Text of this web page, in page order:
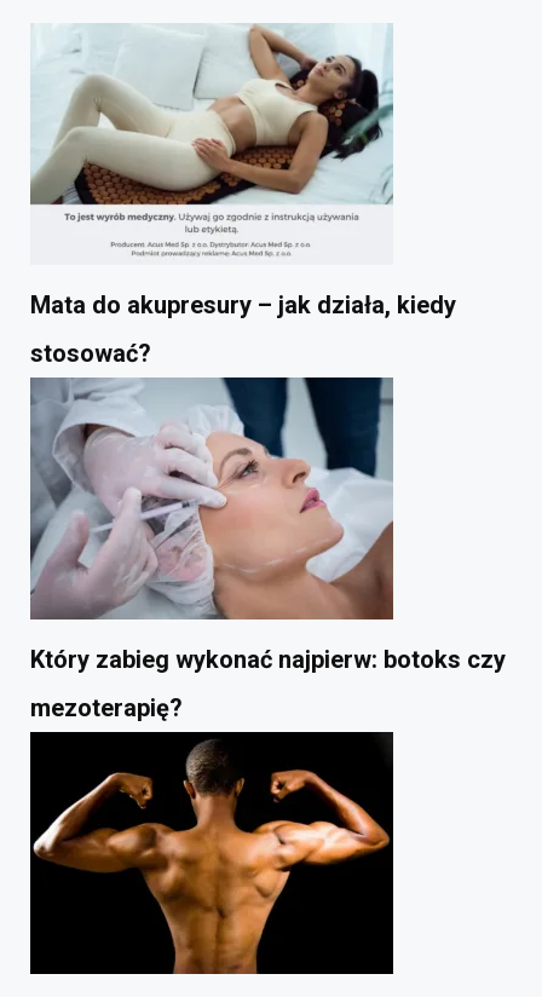
Mata do akupresury – jak działa, kiedy
stosować?
Który zabieg wykonać najpierw: botoks czy
mezoterapię?